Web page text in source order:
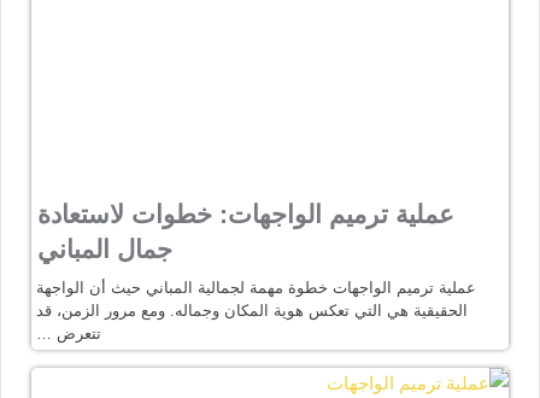
عملية ترميم الواجهات: خطوات لاستعادة
جمال المباني
عملية ترميم الواجهات خطوة مهمة لجمالية المباني حيث أن الواجهة
الحقيقية هي التي تعكس هوية المكان وجماله. ومع مرور الزمن، قد
تتعرض …